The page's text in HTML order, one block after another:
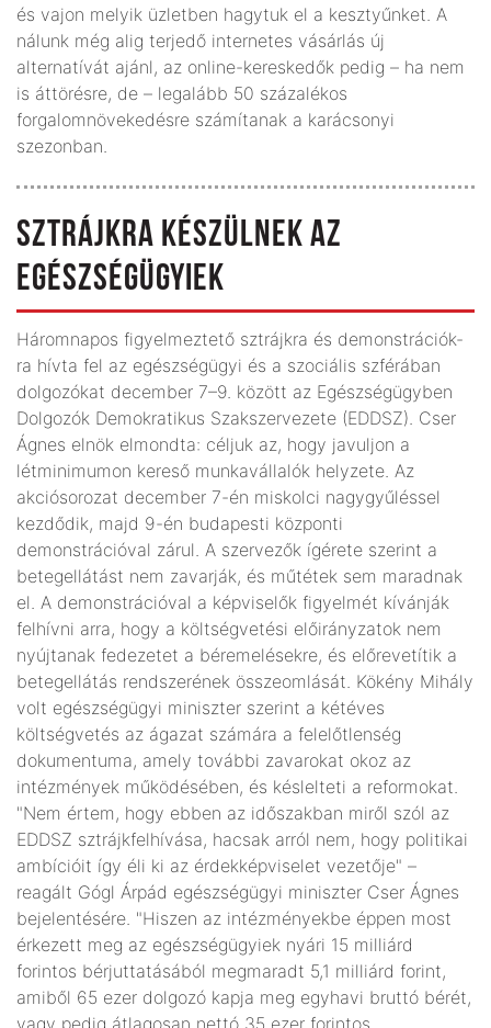
és vajon melyik üzletben hagytuk el a kesztyűnket. A
nálunk még alig terjedő internetes vásárlás új
alternatívát ajánl, az online-kereskedők pedig – ha nem
is áttörésre, de – legalább 50 százalékos
forgalomnövekedésre számítanak a karácsonyi
szezonban.
SZTRÁJKRA KÉSZÜLNEK AZ
EGÉSZSÉGÜGYIEK
Háromnapos figyelmeztető sztrájkra és demonstrációk-
ra hívta fel az egészségügyi és a szociális szférában
dolgozókat december 7–9. között az Egészségügyben
Dolgozók Demokratikus Szakszervezete (EDDSZ). Cser
Ágnes elnök elmondta: céljuk az, hogy javuljon a
létminimumon kereső munkavállalók helyzete. Az
akciósorozat december 7-én miskolci nagygyűléssel
kezdődik, majd 9-én budapesti központi
demonstrációval zárul. A szervezők ígérete szerint a
betegellátást nem zavarják, és műtétek sem maradnak
el. A demonstrációval a képviselők figyelmét kívánják
felhívni arra, hogy a költségvetési előirányzatok nem
nyújtanak fedezetet a béremelésekre, és előrevetítik a
betegellátás rendszerének összeomlását. Kökény Mihály
volt egészségügyi miniszter szerint a kétéves
költségvetés az ágazat számára a felelőtlenség
dokumentuma, amely további zavarokat okoz az
intézmények működésében, és késlelteti a reformokat.
"Nem értem, hogy ebben az időszakban miről szól az
EDDSZ sztrájkfelhívása, hacsak arról nem, hogy politikai
ambícióit így éli ki az érdekképviselet vezetője" –
reagált Gógl Árpád egészségügyi miniszter Cser Ágnes
bejelentésére. "Hiszen az intézményekbe éppen most
érkezett meg az egészségügyiek nyári 15 milliárd
forintos bérjuttatásából megmaradt 5,1 milliárd forint,
amiből 65 ezer dolgozó kapja meg egyhavi bruttó bérét,
vagy pedig átlagosan nettó 35 ezer forintos